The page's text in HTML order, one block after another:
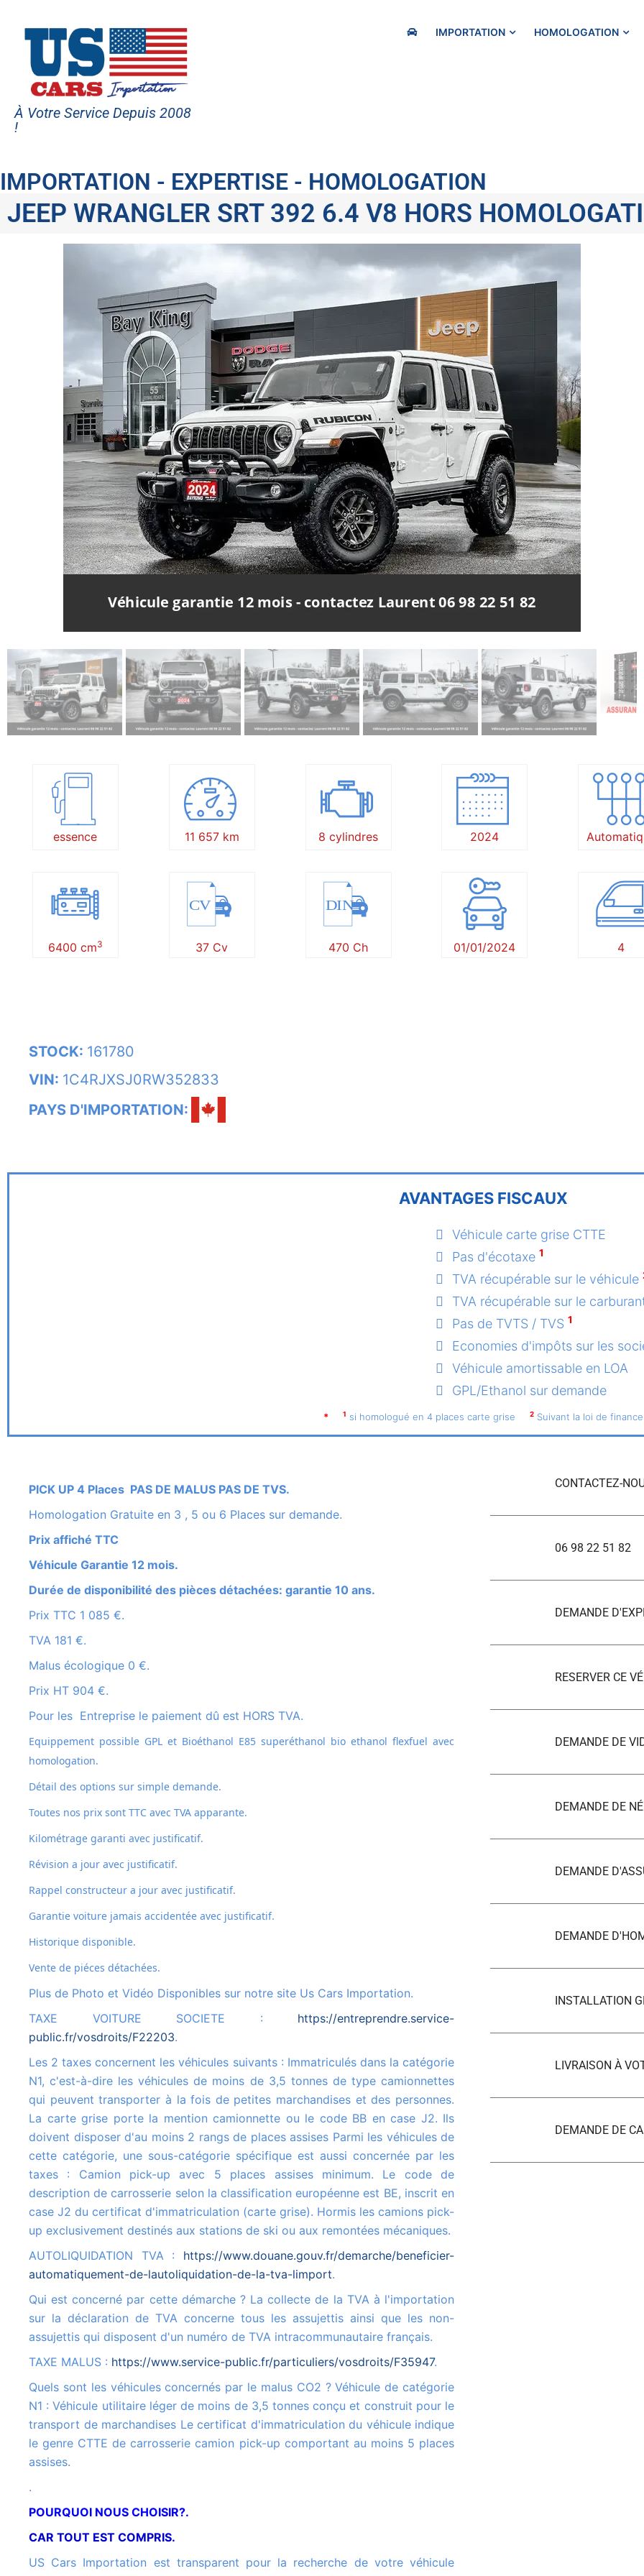
À Votre Service Depuis 2008
!
IMPORTATION HOMOLOGATION
IMPORTATION - EXPERTISE - HOMOLOGATION
JEEP WRANGLER SRT 392 6.4 V8 HORS
essence 11 657 km 8 cylindres 2024
6400 cm3
CV
37 Cv
DIN
470 Ch 01/01/2024 4
STOCK: 161780
VIN: 1C4RJXSJ0RW352833
PAYS D'IMPORTATION:
AVANTAGES FISCAUX
Véhicule carte grise CTTE
Pas d'écotaxe 1
TVA récupérable sur le véhicule
TVA récupérable sur le
Pas de TVTS / TVS 1
Economies d'impôts sur les
Véhicule amortissable en LOA
GPL/Ethanol sur demande
* 1 si homologué en 4 places carte grise 2 Suivant la loi de finance
PICK UP 4 Places PAS DE MALUS PAS DE TVS.
Homologation Gratuite en 3 , 5 ou 6 Places sur demande.
Prix affiché TTC
Véhicule Garantie 12 mois.
Durée de disponibilité des pièces détachées: garantie 10 ans.
Prix TTC 1 085 €.
TVA 181 €.
Malus écologique 0 €.
Prix HT 904 €.
Pour les Entreprise le paiement dû est HORS TVA.
Equippement possible GPL et Bioéthanol E85 superéthanol bio ethanol flexfuel avec
homologation.
Détail des options sur simple demande.
Toutes nos prix sont TTC avec TVA apparante.
Kilométrage garanti avec justificatif.
Révision a jour avec justificatif.
Rappel constructeur a jour avec justificatif.
Garantie voiture jamais accidentée avec justificatif.
Historique disponible.
Vente de piéces détachées.
Plus de Photo et Vidéo Disponibles sur notre site Us Cars Importation.
TAXE VOITURE SOCIETE : https://entreprendre.service-
public.fr/vosdroits/F22203.
Les 2 taxes concernent les véhicules suivants : Immatriculés dans la catégorie
N1, c'est-à-dire les véhicules de moins de 3,5 tonnes de type camionnettes
qui peuvent transporter à la fois de petites marchandises et des personnes.
La carte grise porte la mention camionnette ou le code BB en case J2. Ils
doivent disposer d'au moins 2 rangs de places assises Parmi les véhicules de
cette catégorie, une sous-catégorie spécifique est aussi concernée par les
taxes : Camion pick-up avec 5 places assises minimum. Le code de
description de carrosserie selon la classification européenne est BE, inscrit en
case J2 du certificat d'immatriculation (carte grise). Hormis les camions pick-
up exclusivement destinés aux stations de ski ou aux remontées mécaniques.
AUTOLIQUIDATION TVA : https://www.douane.gouv.fr/demarche/beneficier-
automatiquement-de-lautoliquidation-de-la-tva-limport.
Qui est concerné par cette démarche ? La collecte de la TVA à l'importation
sur la déclaration de TVA concerne tous les assujettis ainsi que les non-
assujettis qui disposent d'un numéro de TVA intracommunautaire français.
TAXE MALUS : https://www.service-public.fr/particuliers/vosdroits/F35947.
Quels sont les véhicules concernés par le malus CO2 ? Véhicule de catégorie
N1 : Véhicule utilitaire léger de moins de 3,5 tonnes conçu et construit pour le
transport de marchandises Le certificat d'immatriculation du véhicule indique
le genre CTTE de carrosserie camion pick-up comportant au moins 5 places
assises.
.
POURQUOI NOUS CHOISIR?.
CAR TOUT EST COMPRIS.
US Cars Importation est transparent pour la recherche de votre véhicule
CONTACTEZ-
06 98 22 51 82
DEMANDE
RESERVER CE
DEMANDE DE
DEMANDE DE
DEMANDE
DEMANDE
INSTALLATION
LIVRAISON À
DEMANDE DE